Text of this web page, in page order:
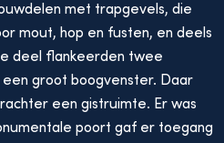
met trapgevels, die
mout, hop en fusten, en deels
deel flankeerden twee
groot boogvenster. Daar
een gistruimte. Er was
poort gaf er toegang